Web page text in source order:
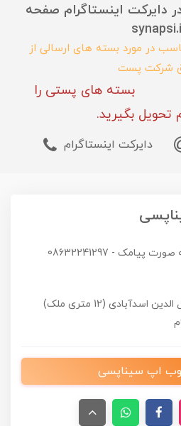
دایرکت اینستاگرام صفحه
در مورد بسته های ارسالی از
شرکت پست
بسته های پستی را
تحویل بگیرید.
دایرکت اینستاگرام
اراک، خیابان سید جمال الدین اسدآبادی (12 متری ملک)
وب اپ سیناپسی